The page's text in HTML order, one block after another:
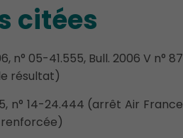
citées
n° 05-41.555, Bull. 2006 V n° 87
résultat)
n° 14-24.444 (arrêt Air France